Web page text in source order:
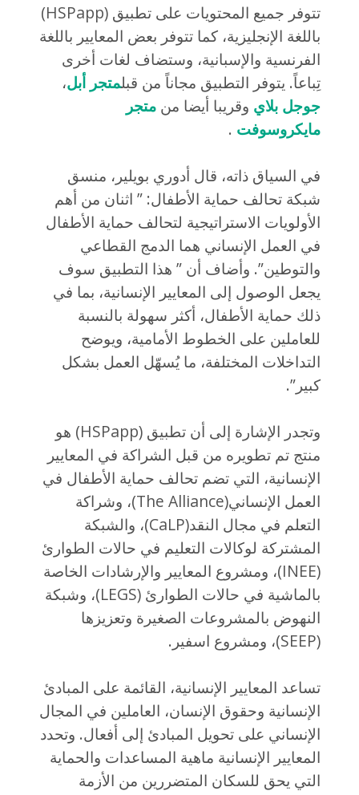
تتوفر جميع المحتويات على تطبيق (HSPapp)
باللغة الإنجليزية، كما تتوفر بعض المعايير باللغة
الفرنسية والإسبانية، وستضاف لغات أخرى
تِباعاً. يتوفر التطبيق مجاناً من قبلمتجر أبل،
جوجل بلاي وقريبا أيضا منمتجر
مايكروسوفت .
في السياق ذاته، قال أدوري بويلير، منسق
شبكة تحالف حماية الأطفال: ” اثنان من أهم
الأولويات الاستراتيجية لتحالف حماية الأطفال
في العمل الإنساني هما الدمج القطاعي
والتوطين”. وأضاف أن ” هذا التطبيق سوف
يجعل الوصول إلى المعايير الإنسانية، بما في
ذلك حماية الأطفال، أكثر سهولة بالنسبة
للعاملين على الخطوط الأمامية، ويوضح
التداخلات المختلفة، ما يُسهّل العمل بشكل
كبير”.
وتجدر الإشارة إلى أن تطبيق (HSPapp) هو
منتج تم تطويره من قبل الشراكة في المعايير
الإنسانية، التي تضم تحالف حماية الأطفال في
العمل الإنساني(The Alliance)، وشراكة
التعلم في مجال النقد(CaLP)، والشبكة
المشتركة لوكالات التعليم في حالات الطوارئ
(INEE)، ومشروع المعايير والإرشادات الخاصة
بالماشية في حالات الطوارئ (LEGS)، وشبكة
النهوض بالمشروعات الصغيرة وتعزيزها
(SEEP)، ومشروع اسفير.
تساعد المعايير الإنسانية، القائمة على المبادئ
الإنسانية وحقوق الإنسان، العاملين في المجال
الإنساني على تحويل المبادئ إلى أفعال. وتحدد
المعايير الإنسانية ماهية المساعدات والحماية
التي يحق للسكان المتضررين من الأزمة